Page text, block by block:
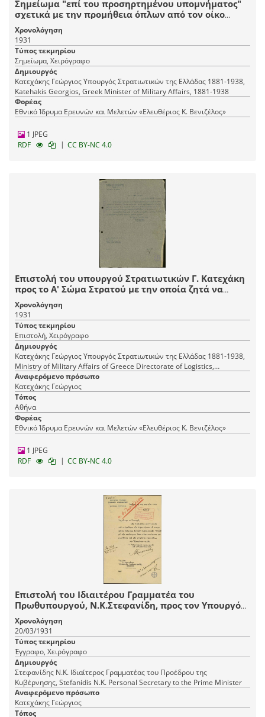
Σημείωμα "επί του προσηρτημένου υπομνήματος"
σχετικά με την προμήθεια όπλων από τον οίκο
Steyr-Solothurn.
Χρονολόγηση
1931
Τύπος τεκμηρίου
Σημείωμα, Χειρόγραφο
Δημιουργός
Κατεχάκης Γεώργιος Υπουργός Στρατιωτικών της Ελλάδας 1881-1938,
Katehakis Georgios, Greek Minister of Military Affairs, 1881-1938
Φορέας
Εθνικό Ίδρυμα Ερευνών και Μελετών «Ελευθέριος Κ. Βενιζέλος»
1 JPEG
RDF
| CC BY-NC 4.0
Επιστολή του υπουργού Στρατιωτικών Γ. Κατεχάκη
προς το Α' Σώμα Στρατού με την οποία ζητά να
προμηθευθούν σανό από τους γεωργικούς
συνεταιρισμούς "Άγιος Σάββας" Σεπολίων,
Κολοκυνθούς "Δήμητρα", "Άγιος Δημήτριος" Αθηνών
κτλ.
Χρονολόγηση
1931
Τύπος τεκμηρίου
Επιστολή, Χειρόγραφο
Δημιουργός
Κατεχάκης Γεώργιος Υπουργός Στρατιωτικών της Ελλάδας 1881-1938,
Ministry of Military Affairs of Greece Directorate of Logistics,
Υπουργείο Στρατιωτικών της Ελλάδας Διεύθυνση Επιμελητείας
Αναφερόμενο πρόσωπο
Κατεχάκης Γεώργιος
Τόπος
Αθήνα
Φορέας
Εθνικό Ίδρυμα Ερευνών και Μελετών «Ελευθέριος Κ. Βενιζέλος»
1 JPEG
RDF
| CC BY-NC 4.0
Επιστολή του Ιδιαιτέρου Γραμματέα του
Πρωθυπουργού, Ν.Κ.Στεφανίδη, προς τον Υπουργό
Στρατιωτικών, Γ.Κατεχάκη, με την οποία
διαβιβάζεται υπόμνημα των εργατών αρβυλοποιών
Αθηνών.
Χρονολόγηση
20/03/1931
Τύπος τεκμηρίου
Έγγραφο, Χειρόγραφο
Δημιουργός
Στεφανίδης Ν.Κ. Ιδιαίτερος Γραμματέας του Προέδρου της
Κυβέρνησης, Stefanidis N.K. Personal Secretary to the Prime Minister
Αναφερόμενο πρόσωπο
Κατεχάκης Γεώργιος
Τόπος